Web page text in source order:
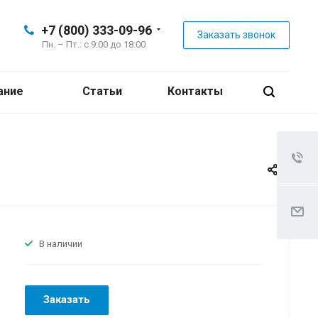
+7 (800) 333-09-96
Пн. – Пт.: с 9:00 до 18:00
Заказать звонок
Статьи Контакты
В наличии
Заказать